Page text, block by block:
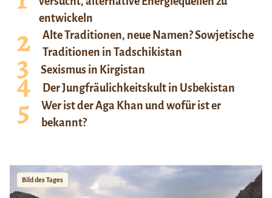
entwickeln
Alte Traditionen, neue Namen? Sowjetische
Traditionen in Tadschikistan
Sexismus in Kirgistan
Der Jungfräulichkeitskult in Usbekistan
Wer ist der Aga Khan und wofür ist er
bekannt?
Bild des Tages